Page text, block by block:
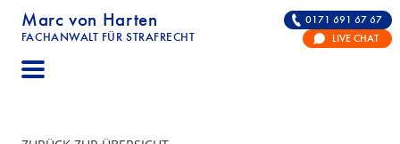
Marc von Harten
FACHANWALT FÜR STRAFRECHT
STRAFRECHT | RECHTSANWALT FÜR DIE
0171 691 67 67
LIVE CHAT